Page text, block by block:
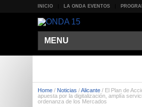
INICIO LA ONDA EVENTOS
MENU
Home / Noticias /Alicante / El Plan de
apuesta por la digitalización, amplía
ordenanza de los Mercados